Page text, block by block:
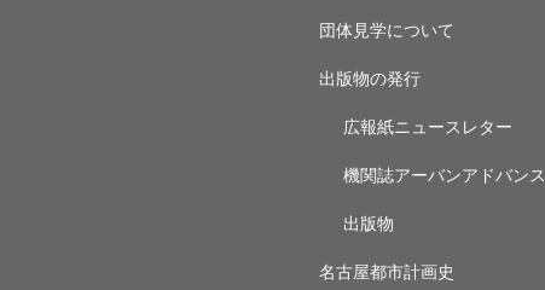
団体見学について
出版物の発行
広報紙ニュースレター
機関誌アーバンアドバンス
出版物
名古屋都市計画史